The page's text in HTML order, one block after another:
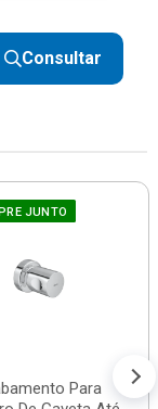
Consultar
JUNTO
Para